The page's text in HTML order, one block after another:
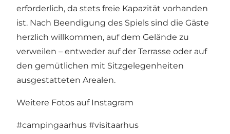
erforderlich, da stets freie Kapazität vorhanden
ist. Nach Beendigung des Spiels sind die Gäste
herzlich willkommen, auf dem Gelände zu
verweilen – entweder auf der Terrasse oder auf
den gemütlichen mit Sitzgelegenheiten
ausgestatteten Arealen.
Weitere Fotos auf Instagram
#campingaarhus #visitaarhus